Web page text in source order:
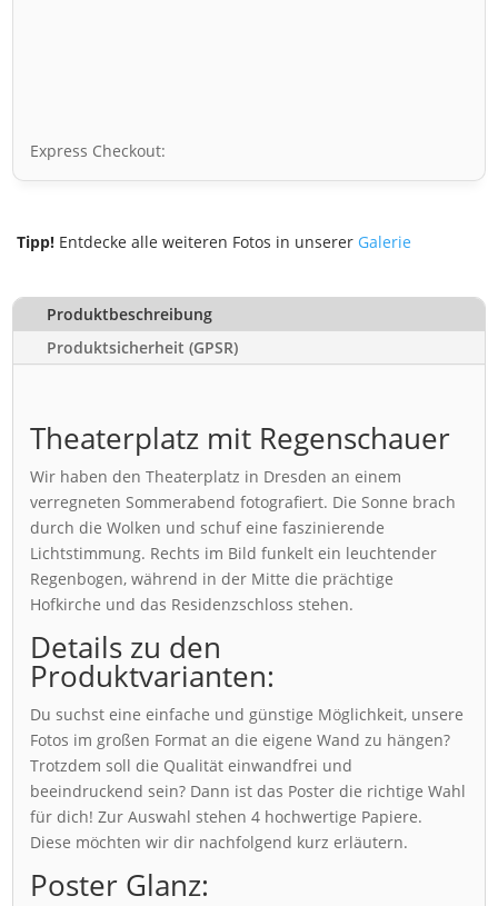
Express Checkout:
Tipp! Entdecke alle weiteren Fotos in unserer Galerie
Produktbeschreibung
Produktsicherheit (GPSR)
Theaterplatz mit Regenschauer
Wir haben den Theaterplatz in Dresden an einem
verregneten Sommerabend fotografiert. Die Sonne brach
durch die Wolken und schuf eine faszinierende
Lichtstimmung. Rechts im Bild funkelt ein leuchtender
Regenbogen, während in der Mitte die prächtige
Hofkirche und das Residenzschloss stehen.
Details zu den
Produktvarianten:
Du suchst eine einfache und günstige Möglichkeit, unsere
Fotos im großen Format an die eigene Wand zu hängen?
Trotzdem soll die Qualität einwandfrei und
beeindruckend sein? Dann ist das Poster die richtige Wahl
für dich! Zur Auswahl stehen 4 hochwertige Papiere.
Diese möchten wir dir nachfolgend kurz erläutern.
Poster Glanz: